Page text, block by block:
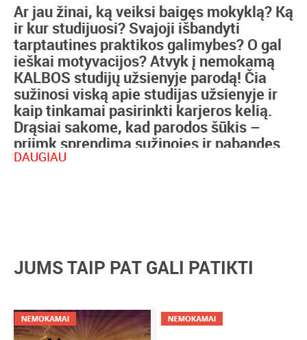
Ar jau žinai, ką veiksi baigęs mokyklą? Ką
ir kur studijuosi? Svajoji išbandyti
tarptautines praktikos galimybes? O gal
ieškai motyvacijos? Atvyk į nemokamą
KALBOS studijų užsienyje parodą! Čia
sužinosi viską apie studijas užsienyje ir
kaip tinkamai pasirinkti karjeros kelią.
Drąsiai sakome, kad parodos šūkis –
priimk sprendimą sužinojęs ir pabandęs
– bus išpildytas su kaupu. Galėsi rinktis
50 UŽSIENIO UNIVERSITETŲ ATSTOVŲ
PROGRAMA MOKYTOJAMS
DAUGIAU
JUMS TAIP PAT GALI PATIKTI